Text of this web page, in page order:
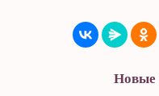
Новые